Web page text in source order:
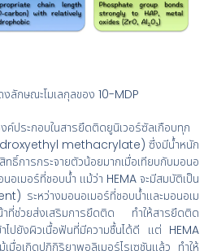
ลักษณะโมเลกุลของ 10-MDP
ค์ประกอบในสารยึดติดยูนิเวอร์ซัลเกือบทุก
methacrylate) ซึ่งมีน้ำหนัก
ทธิ์การกระจายตัวน้อยมากเมื่อเทียบกับมอนอ
อเมอร์ที่ชอบน้ำ แม้ว่า HEMA จะมีสมบัติเป็น
ระหว่างมอนอเมอร์ที่ชอบน้ำและมอนอเม
ที่ช่วยส่งเสริมการยึดติด ทำให้สารยึดติด
าไปยังผิวเนื้อฟันที่มีความชื้นได้ดี แต่ HEMA
อเกิดปฏิกิริยาพอลิเมอร์ไรเซชันแล้ว ทำให้